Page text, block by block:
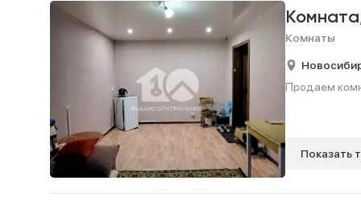
Комнаты
Продаем
Показать